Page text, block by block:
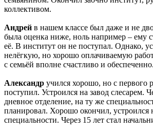
коллективом.
Андрей в нашем классе был даже и не
была оценка ниже, ноль например – ему
её. В институт он не поступал. Однако,
нелёгкую, но хорошо оплачиваемую
с семьёй вполне счастливо и обеспеченно.
Александр учился хорошо, но с первого
поступил. Устроился на завод слесарем.
дневное отделение, на ту же
планировал. Хорошо окончил, устроился
специальности. Через 15 лет стал